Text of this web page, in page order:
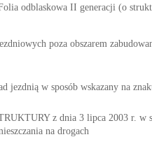
odblaskowa II generacji (o
poza obszarem
jezdnią w sposób wskazany na
z dnia 3 lipca 2003 r. w
na drogach